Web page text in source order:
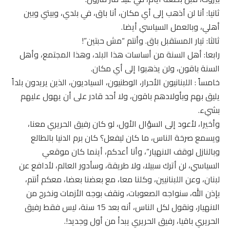
ثانيا: أنا لن أذهب إلى أي مكان، أنا باق، في بلدي، وبيتي وبين
أهلي، وبالعمل السياسي أيضا.
ثالثا: تيار المستقبل باق. وأنتم “مش حبتين”!
رابعا: أهل السنة من أساسات هذا البلد، وهذا المجتمع، وأهل
السنة باقون، ولن يذهبوا إلى أي مكان.
خامساً : اللبنانيون الأحرار، الوطنيون، السياديون، الذين يريدون بلداً
يليق بهم وبأولادهم باقون، ولا أحد قادر على أن يهول عليهم
بشيء.
وأخيرا، لأعود إلى السؤال الأول، لو كان رفيق الحريري معنا،
ويسمع صرخة الناس، ما كان ليفعل؟ كان برم الدنيا بالطالع
وبالنازل لوقف الانهيار”، وأنا أعدكم، أينما كان موقعي
السياسي، لن أترك سبيلا، ولا طريقة، وسأدور العالم، لأدافع عن
لبنان، وعن اللبنانيين، وكلنا معا، مع بعضنا بعضا، معكم أنتم،
بإذن الله، سنواجه الصعوبات، ونقف بوجه الأزمات ونخرج من
الانهيار، ونقول لكل الناس، أنه بعد 15 سنة، ليس فقط رفيق
الحريري باقيا، رفيق الحريري يبدأ من أول وجديد!.